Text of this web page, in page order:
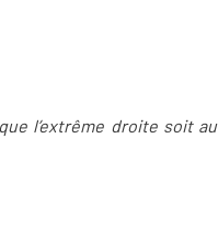
l’extrême droite soit au